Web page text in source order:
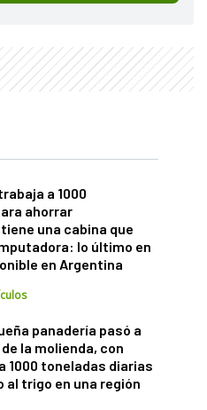
a 1000
ahorrar
una cabina que
lo último en
en Argentina
panadería pasó a
la molienda, con
1000 toneladas diarias
al trigo en una región